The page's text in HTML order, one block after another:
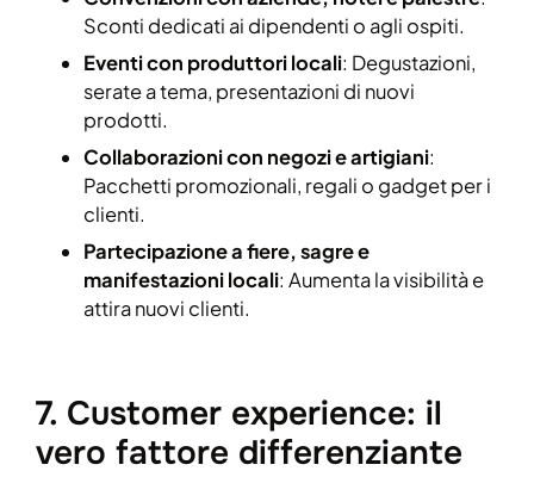
Sconti dedicati ai dipendenti o agli ospiti.
Eventi con produttori locali: Degustazioni,
serate a tema, presentazioni di nuovi
prodotti.
Collaborazioni con negozi e artigiani:
Pacchetti promozionali, regali o gadget per i
clienti.
Partecipazione a fiere, sagre e
manifestazioni locali: Aumenta la visibilità e
attira nuovi clienti.
7. Customer experience: il
vero fattore differenziante